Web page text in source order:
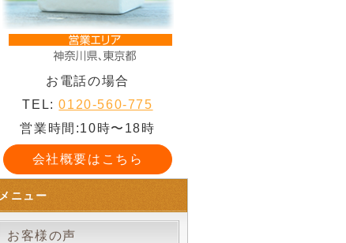
お電話の場合
TEL:0120-560-775
営業時間:10時〜18時
会社概要はこちら
メニュー
お客様の声